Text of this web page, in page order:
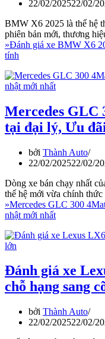
22/02/202522/02/
BMW X6 2025 là thế hệ
phiên bản mới, thương
»Đánh giá xe BMW X6
tính
Mercedes GLC
tại đại lý, Ưu
bởi Thành Auto
22/02/202522/02/
Dòng xe bán chạy nhất
thế hệ mới vừa chính
»Mercedes GLC 300
nhật mới nhất
Đánh giá xe
chỗ hạng sang
bởi Thành Auto
22/02/202522/02/